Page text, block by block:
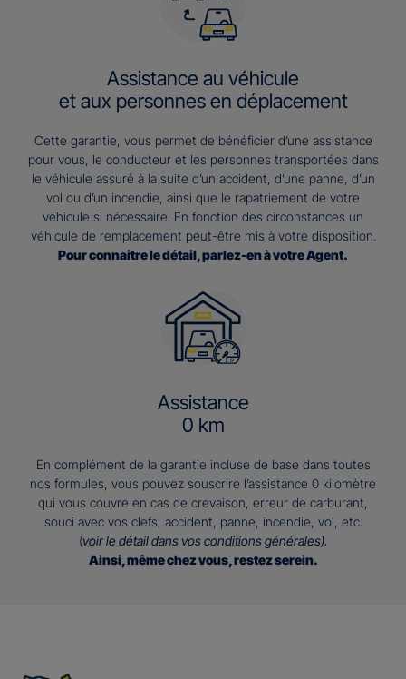
Assistance au véhicule
et aux personnes en déplacement
Cette garantie, vous permet de bénéficier d’une assistance
pour vous, le conducteur et les personnes transportées dans
le véhicule assuré à la suite d’un accident, d’une panne, d’un
vol ou d’un incendie, ainsi que le rapatriement de votre
véhicule si nécessaire. En fonction des circonstances un
véhicule de remplacement peut-être mis à votre disposition.
Pour connaitre le détail, parlez-en à votre Agent.
Assistance
0 km
En complément de la garantie incluse de base dans toutes
nos formules, vous pouvez souscrire l’assistance 0 kilomètre
qui vous couvre en cas de crevaison, erreur de carburant,
souci avec vos clefs, accident, panne, incendie, vol, etc.
(voir le détail dans vos conditions générales).
Ainsi, même chez vous, restez serein.